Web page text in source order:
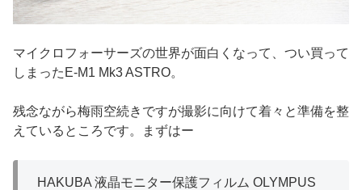
マイクロフォーサーズの世界が面白くなって、つい買って
しまったE-M1 Mk3 ASTRO。
残念ながら梅雨空続きですが撮影に向けて着々と準備を整
えているところです。まずはー
HAKUBA 液晶モニター保護フィルム OLYMPUS